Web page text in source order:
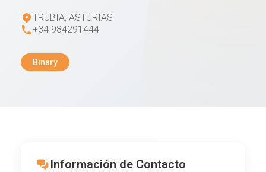
TRUBIA, ASTURIAS
+34 984291444
Binary
Información de Contacto